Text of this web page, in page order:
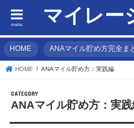
マイレー
menu
HOME ANAマイル貯め方完全ま
HOME ANAマイル貯め方：実践編
ANAマイル貯め方：実